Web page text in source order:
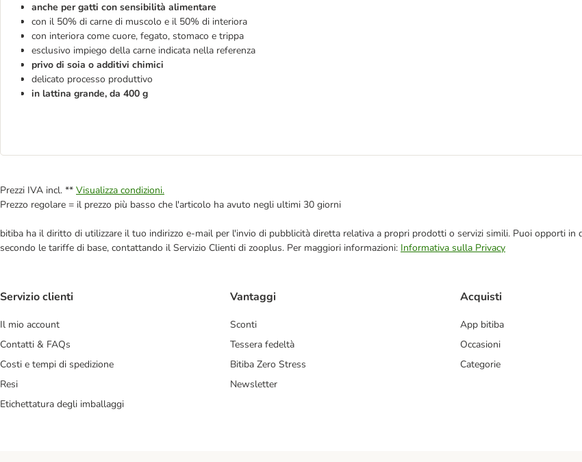
anche per gatti con sensibilità alimentare
con il 50% di carne di muscolo e il 50% di interiora
con interiora come cuore, fegato, stomaco e trippa
esclusivo impiego della carne indicata nella referenza
privo di soia o additivi chimici
delicato processo produttivo
in lattina grande, da 400 g
Prezzi IVA incl. ** Visualizza condizioni.
Prezzo regolare = il prezzo più basso che l'articolo ha avuto negli ultimi 30 giorni
bitiba ha il diritto di utilizzare il tuo indirizzo e-mail per l'invio di pubblicità diretta relativa a propri prodotti o servizi simili. Puoi opporti
secondo le tariffe di base, contattando il Servizio Clienti di zooplus. Per maggiori informazioni: Informativa sulla Privacy
Servizio clienti
Il mio account
Contatti & FAQs
Costi e tempi di spedizione
Resi
Etichettatura degli imballaggi
Vantaggi
Sconti
Tessera fedeltà
Bitiba Zero Stress
Newsletter
Acquisti
App bitiba
Occasioni
Categorie